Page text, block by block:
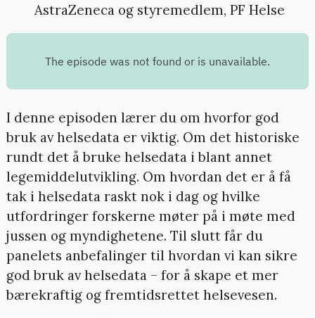
AstraZeneca og styremedlem, PF Helse
I denne episoden lærer du om hvorfor god
bruk av helsedata er viktig. Om det historiske
rundt det å bruke helsedata i blant annet
legemiddelutvikling. Om hvordan det er å få
tak i helsedata raskt nok i dag og hvilke
utfordringer forskerne møter på i møte med
jussen og myndighetene. Til slutt får du
panelets anbefalinger til hvordan vi kan sikre
god bruk av helsedata – for å skape et mer
bærekraftig og fremtidsrettet helsevesen.